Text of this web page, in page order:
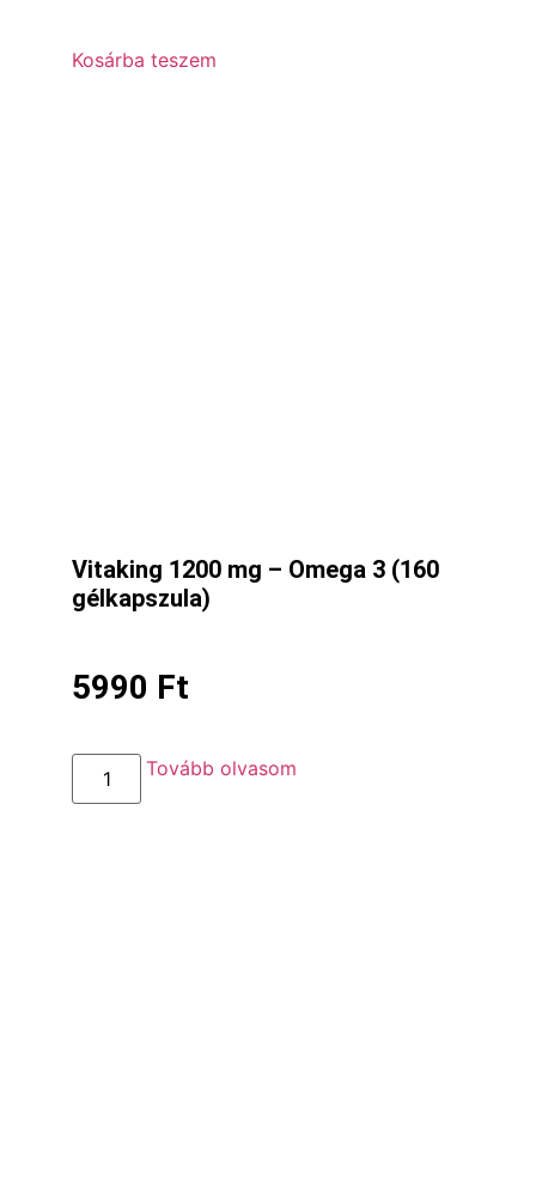
Kosárba teszem
Vitaking 1200 mg – Omega 3 (160
gélkapszula)
5990 Ft
Tovább olvasom